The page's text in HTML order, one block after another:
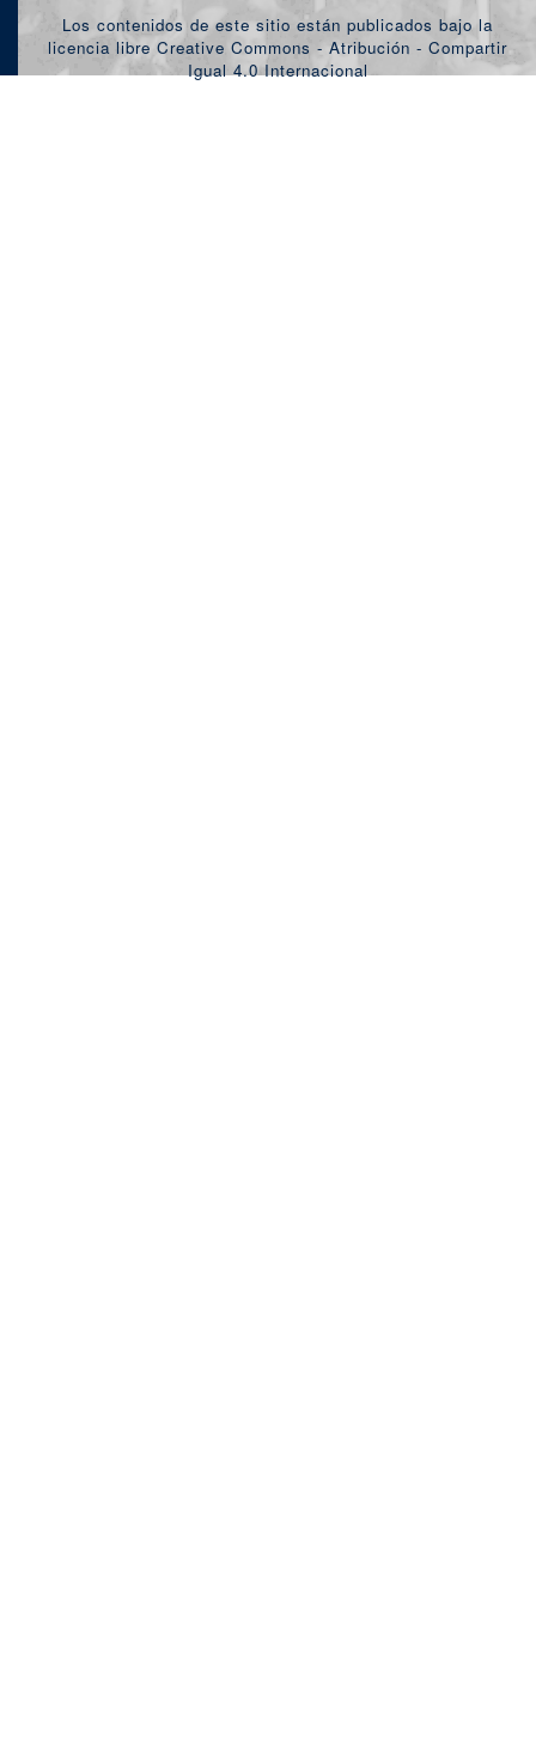
Los contenidos de este sitio están publicados bajo la
licencia libre Creative Commons - Atribución - Compartir
Igual 4.0 Internacional